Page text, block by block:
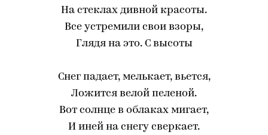
На стеклах дивной красоты.
Все устремили свои взоры,
Глядя на это. С высоты
Снег падает, мелькает, вьется,
Ложится велой пеленой.
Вот солнце в облаках мигает,
И иней на снегу сверкает.